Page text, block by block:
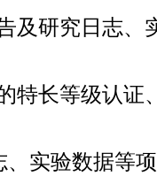
研究日志、
长等级认证
实验数据等项